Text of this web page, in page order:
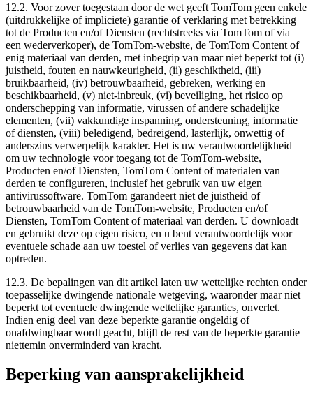
12.2. Voor zover toegestaan door de wet geeft TomTom geen enkele
(uitdrukkelijke of impliciete) garantie of verklaring met betrekking
tot de Producten en/of Diensten (rechtstreeks via TomTom of via
een wederverkoper), de TomTom-website, de TomTom Content of
enig materiaal van derden, met inbegrip van maar niet beperkt tot (i)
juistheid, fouten en nauwkeurigheid, (ii) geschiktheid, (iii)
bruikbaarheid, (iv) betrouwbaarheid, gebreken, werking en
beschikbaarheid, (v) niet-inbreuk, (vi) beveiliging, het risico op
onderschepping van informatie, virussen of andere schadelijke
elementen, (vii) vakkundige inspanning, ondersteuning, informatie
of diensten, (viii) beledigend, bedreigend, lasterlijk, onwettig of
anderszins verwerpelijk karakter. Het is uw verantwoordelijkheid
om uw technologie voor toegang tot de TomTom-website,
Producten en/of Diensten, TomTom Content of materialen van
derden te configureren, inclusief het gebruik van uw eigen
antivirussoftware. TomTom garandeert niet de juistheid of
betrouwbaarheid van de TomTom-website, Producten en/of
Diensten, TomTom Content of materiaal van derden. U downloadt
en gebruikt deze op eigen risico, en u bent verantwoordelijk voor
eventuele schade aan uw toestel of verlies van gegevens dat kan
optreden.
12.3. De bepalingen van dit artikel laten uw wettelijke rechten onder
toepasselijke dwingende nationale wetgeving, waaronder maar niet
beperkt tot eventuele dwingende wettelijke garanties, onverlet.
Indien enig deel van deze beperkte garantie ongeldig of
onafdwingbaar wordt geacht, blijft de rest van de beperkte garantie
niettemin onverminderd van kracht.
Beperking van aansprakelijkheid